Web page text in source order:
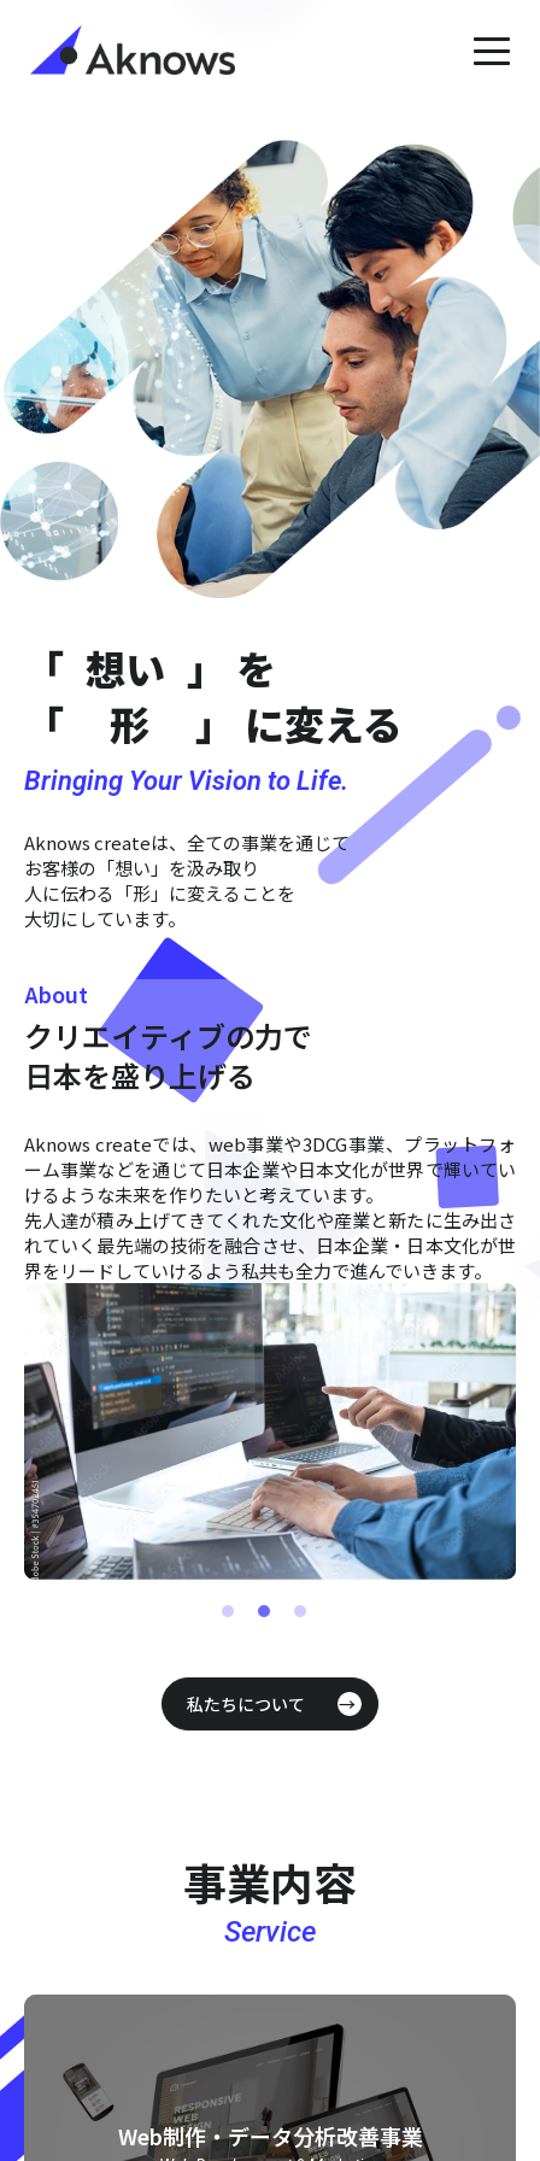
「 想い 」 を
「
形 」 に変える
Bringing Your Vision to Life.
Aknows createは、全ての事業を通じて
お客様の「想い」を汲み取り
人に伝わる「形」に変えることを
大切にしています。
About
クリエイティブの力で
日本を盛り上げる
Aknows createでは、web事業や3DCG事業、 プラットフォ
ーム事業などを通じて日本企業や日本文化が世界で輝いてい
けるような未来を作りたいと考えています。
先人達が積み上げてきてくれた文化や産業と新たに生み出さ
れていく最先端の技術を融合させ、
日本企業・日本文化が世
界をリードしていけるよう私共も全力で進んでいきます。
私たちについて
事業内容
Service
Web制作・データ分析改善事業